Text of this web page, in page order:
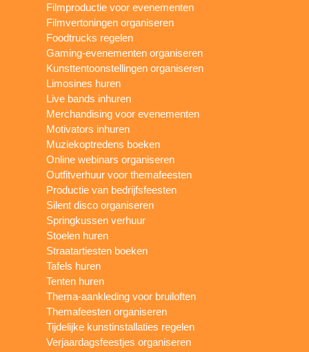
Filmproductie voor evenementen
Filmvertoningen organiseren
Foodtrucks regelen
Gaming-evenementen organiseren
Kunsttentoonstellingen organiseren
Limosines huren
Live bands inhuren
Merchandising voor evenementen
Motivators inhuren
Muziekoptredens boeken
Online webinars organiseren
Outfitverhuur voor themafeesten
Productie van bedrijfsfeesten
Silent disco organiseren
Springkussen verhuur
Stoelen huren
Straatartiesten boeken
Tafels huren
Tenten huren
Thema-aankleding voor bruiloften
Themafeesten organiseren
Tijdelijke kunstinstallaties regelen
Verjaardagsfeestjes organiseren